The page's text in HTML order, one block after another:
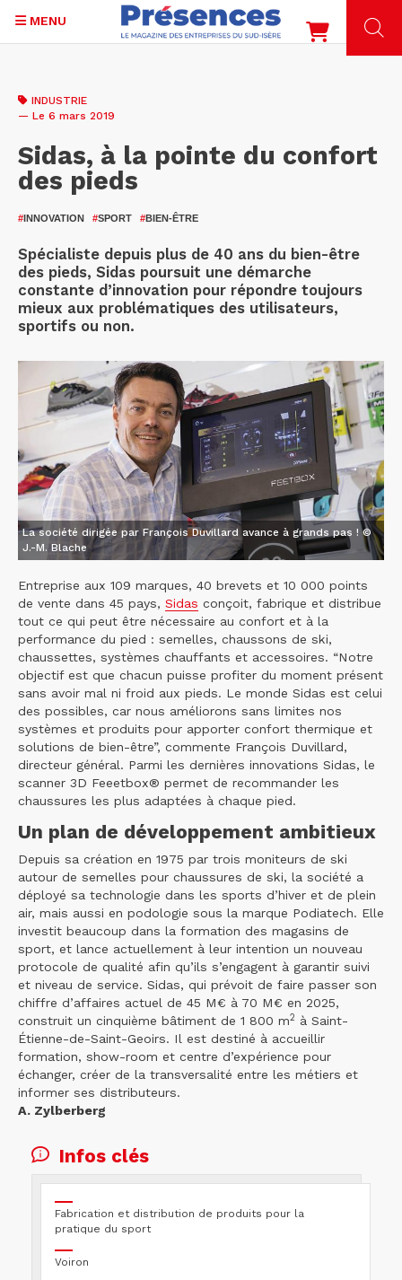
contenu
MENU
INDUSTRIE
— Le 6 mars 2019
Sidas, à la pointe du confort
des pieds
#INNOVATION #SPORT #BIEN-ÊTRE
Spécialiste depuis plus de 40 ans du bien-être
des pieds, Sidas poursuit une démarche
constante d’innovation pour répondre toujours
mieux aux problématiques des utilisateurs,
sportifs ou non.
La société dirigée par François Duvillard avance à grands pas ! ©
J.-M. Blache
Entreprise aux 109 marques, 40 brevets et 10 000 points
de vente dans 45 pays, Sidas conçoit, fabrique et distribue
tout ce qui peut être nécessaire au confort et à la
performance du pied : semelles, chaussons de ski,
chaussettes, systèmes chauffants et accessoires. “Notre
objectif est que chacun puisse profiter du moment présent
sans avoir mal ni froid aux pieds. Le monde Sidas est celui
des possibles, car nous améliorons sans limites nos
systèmes et produits pour apporter confort thermique et
solutions de bien-être”, commente François Duvillard,
directeur général. Parmi les dernières innovations Sidas, le
scanner 3D Feeetbox® permet de recommander les
chaussures les plus adaptées à chaque pied.
Un plan de développement ambitieux
Depuis sa création en 1975 par trois moniteurs de ski
autour de semelles pour chaussures de ski, la société a
déployé sa technologie dans les sports d’hiver et de plein
air, mais aussi en podologie sous la marque Podiatech. Elle
investit beaucoup dans la formation des magasins de
sport, et lance actuellement à leur intention un nouveau
protocole de qualité afin qu’ils s’engagent à garantir suivi
et niveau de service. Sidas, qui prévoit de faire passer son
chiffre d’affaires actuel de 45 M€ à 70 M€ en 2025,
construit un cinquième bâtiment de 1 800 m2 à Saint-
Étienne-de-Saint-Geoirs. Il est destiné à accueillir
formation, show-room et centre d’expérience pour
échanger, créer de la transversalité entre les métiers et
informer ses distributeurs.
A. Zylberberg
Infos clés
Fabrication et distribution de produits pour la
pratique du sport
Voiron